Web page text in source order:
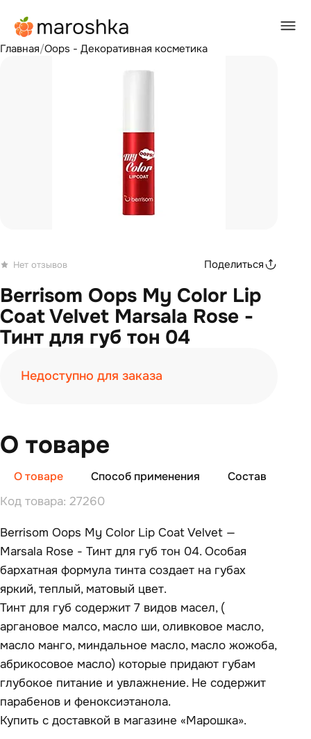
Главная/Oops - Декоративная косметика
Нет отзывов Поделиться
Berrisom Oops My Color Lip
Coat Velvet Marsala Rose -
Тинт для губ тон 04
Недоступно для заказа
О товаре
О товаре Способ применения Состав
Код товара: 27260
Berrisom Oops My Color Lip Coat Velvet —
Marsala Rose - Тинт для губ тон 04. Особая
бархатная формула тинта создает на губах
яркий, теплый, матовый цвет.
Тинт для губ содержит 7 видов масел, (
аргановое малсо, масло ши, оливковое масло,
масло манго, миндальное масло, масло жожоба,
абрикосовое масло) которые придают губам
глубокое питание и увлажнение. Не содержит
парабенов и феноксиэтанола.
Купить с доставкой в магазине «Марошка».